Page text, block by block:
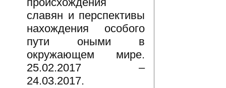
славян и перспективы
нахождения особого
пути оными в
окружающем мире.
25.02.2017 –
24.03.2017.